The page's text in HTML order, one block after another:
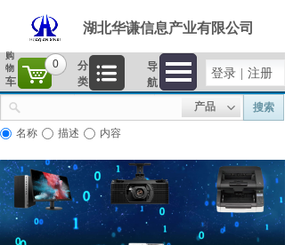
湖北华谦信息产业有限公司
购
物
车
0
分
类
导
航
登录 注册
产品 搜索
名称 描述 内容